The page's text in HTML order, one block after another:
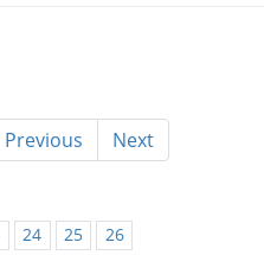
Previous Next
24 25
26